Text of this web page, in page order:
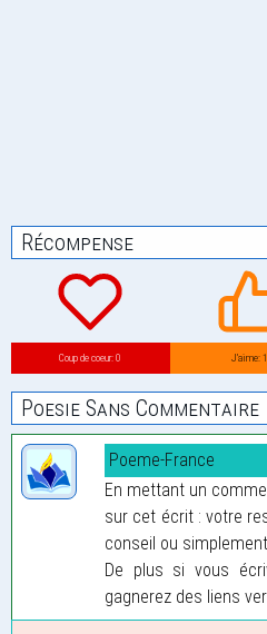
Récompense
Coup de coeur: 0 J’aime: 1
Poesie Sans Commentaire
Poeme-France
En mettant un
sur cet écrit : votre
conseil ou
De plus si vous
gagnerez des liens